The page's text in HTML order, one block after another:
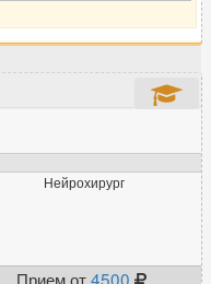
Нейрохирург
Прием от4500